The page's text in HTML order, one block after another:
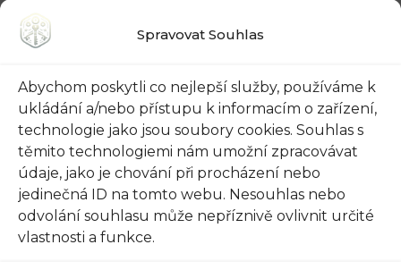
Spravovat Souhlas
Abychom poskytli co nejlepší služby, používáme k
ukládání a/nebo přístupu k informacím o zařízení,
technologie jako jsou soubory cookies. Souhlas s
těmito technologiemi nám umožní zpracovávat
údaje, jako je chování při procházení nebo
jedinečná ID na tomto webu. Nesouhlas nebo
odvolání souhlasu může nepříznivě ovlivnit určité
vlastnosti a funkce.
ušetří čas
vylepšení do vašeho zabezpečení. Využijte nové
bezdrátové rozhraní, chráníte se před
phishingovými útoky a vychutnejte si vyšší
rychlost a spolehlivost. Nechte své obavy na
boku a s důvěrou využijte nejnovější
technologie a ochraňte své kryptoměny. Ach jo,
náš drahý Trezor – varování čekalo až před